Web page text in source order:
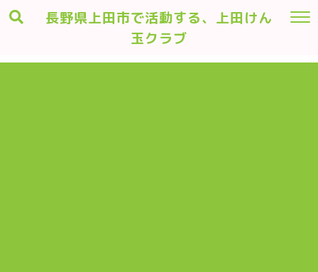
長野県上田市で活動する、上田けん
玉クラブ